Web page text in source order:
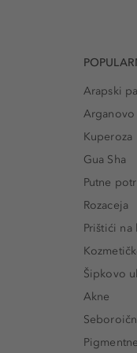
Arapski
Kuperoza
Gua Sha
Putne
Rozaceja
Prištići na
Šipkovo
Akne